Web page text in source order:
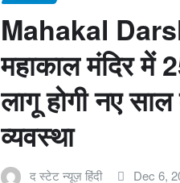
Mahakal
महाकाल मंदिर में
लागू होगी नए
व्यवस्था
द स्टेट न्यूज़ हिंदी Dec 6,